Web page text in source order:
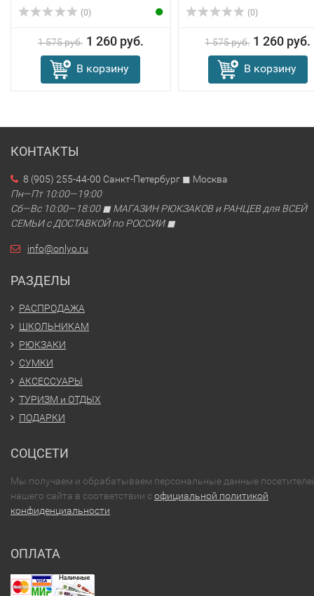
(0)
1 575 руб. 1 260 руб.
В корзину
(0)
1 575 руб. 1 260 руб.
В корзину
КОНТАКТЫ
8 (905) 255-44-00 Санкт-Петербург ◼ Москва
Пн—Пт 10:00—19:00
Сб—Вс 10:00—18:00 ◼ МАГАЗИН РЮКЗАКОВ и РАНЦЕВ для ВСЕЙ
СЕМЬИ с ДОСТАВКОЙ по РОССИИ ◼
info@onlyo.ru
РАЗДЕЛЫ
РАСПРОДАЖА
ШКОЛЬНИКАМ
РЮКЗАКИ
СУМКИ
АКСЕССУАРЫ
ТУРИЗМ и ОТДЫХ
ПОДАРКИ
СОЦСЕТИ
Мы получаем и обрабатываем персональные данные
нашего сайта в соответствии софициальной политикой
конфиденциальности
ОПЛАТА